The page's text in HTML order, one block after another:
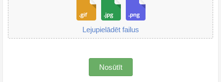
Lejupielādēt failus
Nosūtīt